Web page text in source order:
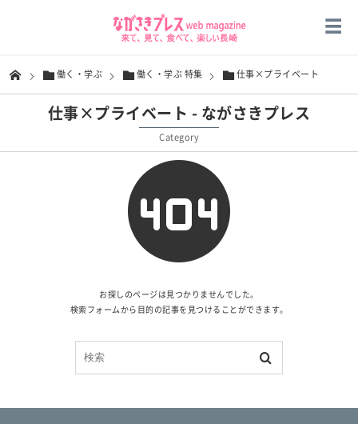
働く・学ぶ 働く・学ぶ 特集 仕事×プライベート
仕事×プライベート - ながさきプレス
Category
お探しのページは見つかりませんでした。
検索フォームから目的の記事を見つけることができます。